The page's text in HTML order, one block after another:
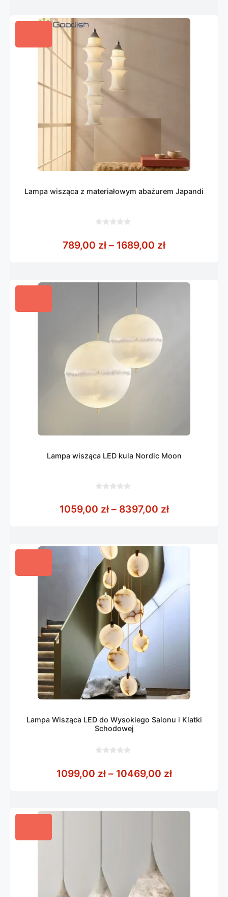
Lampa wisząca z materiałowym abażurem Japandi
5
789,00 zł – 1689,00 złZakres cen:
Lampa wisząca LED kula Nordic Moon
5
1059,00 zł – 8397,00 złZakres cen:
Lampa Wisząca LED do Wysokiego Salonu i Klatki
Schodowej
5
1099,00 zł – 10469,00 złZakres